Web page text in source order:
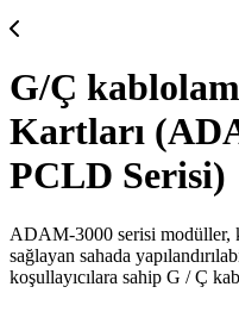
G/Ç
Kartları
PCLD Serisi)
ADAM-3000 serisi modüller,
sağlayan sahada
koşullayıcılara sahip G / Ç